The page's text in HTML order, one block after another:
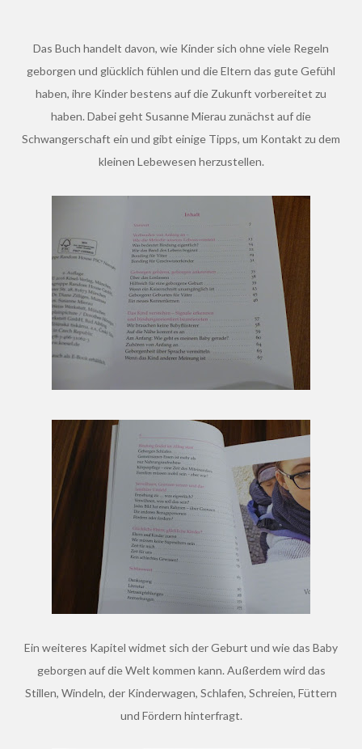
Das Buch handelt davon, wie Kinder sich ohne viele Regeln
geborgen und glücklich fühlen und die Eltern das gute Gefühl
haben, ihre Kinder bestens auf die Zukunft vorbereitet zu
haben. Dabei geht Susanne Mierau zunächst auf die
Schwangerschaft ein und gibt einige Tipps, um Kontakt zu dem
kleinen Lebewesen herzustellen.
Ein weiteres Kapitel widmet sich der Geburt und wie das Baby
geborgen auf die Welt kommen kann. Außerdem wird das
Stillen, Windeln, der Kinderwagen, Schlafen, Schreien, Füttern
und Fördern hinterfragt.